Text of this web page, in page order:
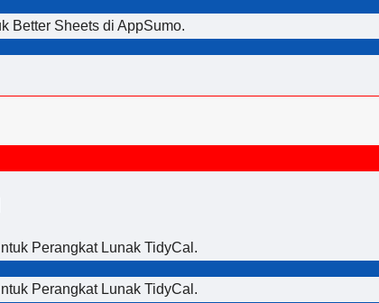
Better Sheets di AppSumo.
Perangkat Lunak TidyCal.
Perangkat Lunak TidyCal.